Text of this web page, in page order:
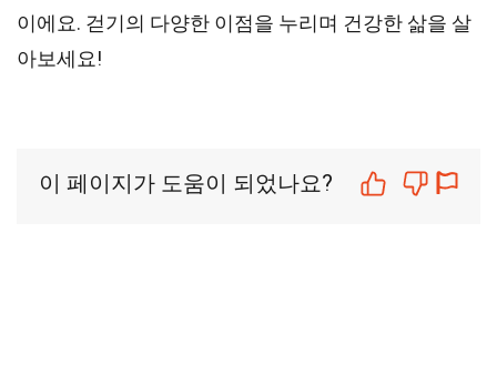
이에요. 걷기의 다양한 이점을 누리며 건강한 삶을 살
아보세요!
이 페이지가 도움이 되었나요?